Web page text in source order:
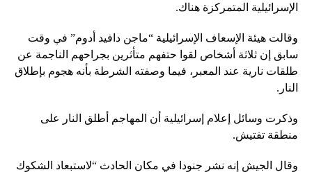
الإسرائيلية المتمركزة هناك.
وقالت هيئة الإسعاف الإسرائيلية “ماجن دافيد أدوم” في وقت
سابق إن ثلاثة أشخاص لقوا حتفهم متأثرين بجراحهم الناجمة عن
طلقات نارية عند المعبر، فيما وصفته الشرطة بأنه هجوم بإطلاق
النار.
وذكرت وسائل إعلام إسرائيلية أن المهاجم أطلق النار على
منطقة تفتيش.
وقال الجيش إنه نشر جنودا في مكان الحادث “لاستبعاد الشكوك